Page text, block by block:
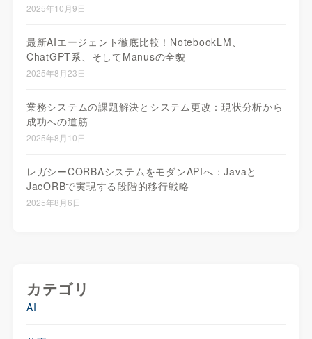
2025年10月9日
最新AIエージェント徹底比較！NotebookLM、
ChatGPT系、そしてManusの全貌
2025年8月23日
業務システムの課題解決とシステム更改：現状分析から
成功への道筋
2025年8月10日
レガシーCORBAシステムをモダンAPIへ：Javaと
JacORBで実現する段階的移行戦略
2025年8月6日
カテゴリ
AI